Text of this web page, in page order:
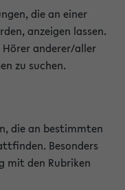
die an einer
anzeigen lassen.
anderer/aller
zu suchen.
die an bestimmten
Besonders
mit den Rubriken